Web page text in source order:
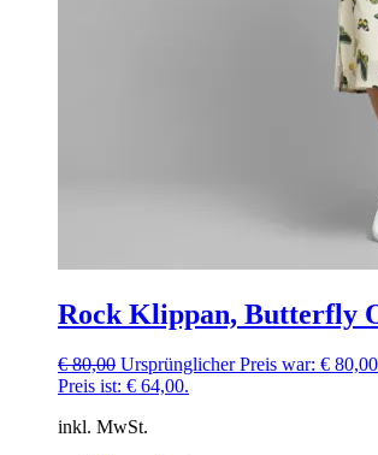
Rock Klippan, Butterfly
€80,00 Ursprünglicher Preis war: € 80,00
Preis ist: € 64,00.
inkl. MwSt.